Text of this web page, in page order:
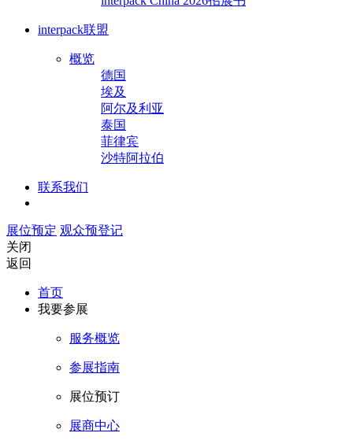
interpack联盟
概览
德国
埃及
阿尔及利亚
泰国
菲律宾
沙特阿拉伯
联系我们
展位预定 观众预登记
关闭
返回
首页
我要参展
服务概览
参展指南
展位预订
展商中心